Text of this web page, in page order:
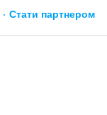
Стати партнером